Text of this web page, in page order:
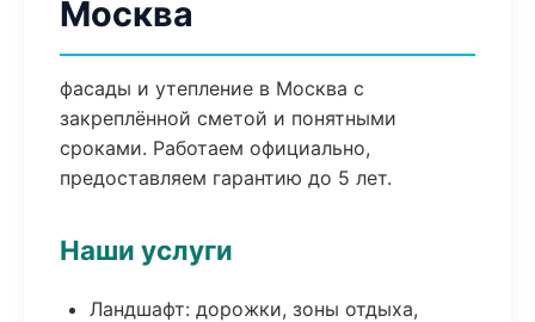
Москва
фасады и утепление в Москва с
закреплённой сметой и понятными
сроками. Работаем официально,
предоставляем гарантию до 5 лет.
Наши услуги
Ландшафт: дорожки, зоны отдыха,